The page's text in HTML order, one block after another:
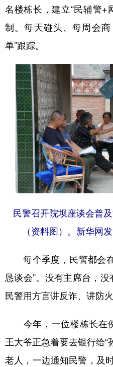
名楼栋长，建立“民辅警+
制。每天碰头、每周会
单”跟踪。
民警召开院坝座谈会普
（资料图）。新华网
每个季度，民警都会在
恳谈会”。没有主席台，
民警用方言讲反诈、讲防
今年，一位楼栋长在
王大爷正急着要去银行给“
老人，一边通知民警，及